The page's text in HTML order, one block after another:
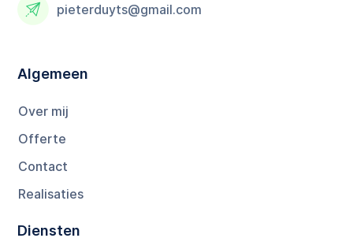
pieterduyts@gmail.com
Algemeen
Over mij
Offerte
Contact
Realisaties
Diensten